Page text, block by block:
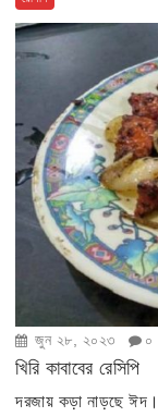
জুন ২৮, ২০২৩ ০
খিরি কাবাবের রেসিপি
দরজায় কড়া নাড়ছে